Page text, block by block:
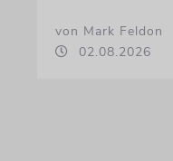
von Mark Feldon
02.08.2026